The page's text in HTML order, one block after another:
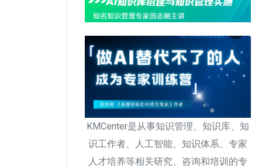
KMCenter是从事知识管理、知识库、知
识工作者、人工智能、知识体系、专家
人才培养等相关研究、咨询和培训的专